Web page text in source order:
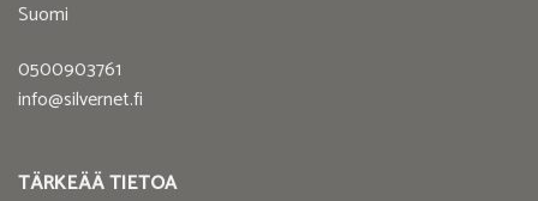
Suomi
0500903761
info@silvernet.fi
TÄRKEÄÄ TIETOA